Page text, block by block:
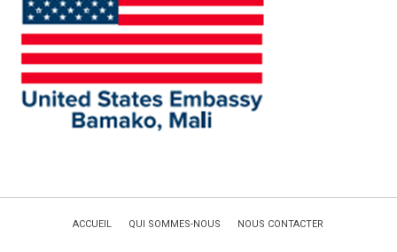
ACCUEIL QUI SOMMES-NOUS NOUS CONTACTER